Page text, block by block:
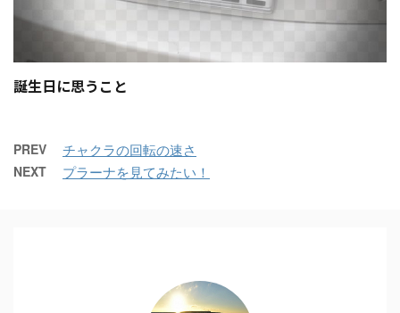
誕生日に思うこと
PREV チャクラの回転の速さ
NEXT プラーナを見てみたい！